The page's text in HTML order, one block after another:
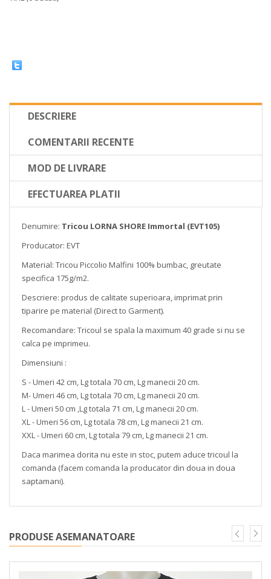
DESCRIERE
COMENTARII RECENTE
MOD DE LIVRARE
EFECTUAREA PLATII
Denumire: Tricou LORNA SHORE Immortal (EVT105)
Producator: EVT
Material: Tricou Piccolio Malfini 100% bumbac, greutate
specifica 175g/m2.
Descriere: produs de calitate superioara, imprimat prin
tiparire pe material (Direct to Garment).
Recomandare: Tricoul se spala la maximum 40 grade si nu se
calca pe imprimeu.
Dimensiuni :
S - Umeri 42 cm, Lg totala 70 cm, Lg manecii 20 cm.
M- Umeri 46 cm, Lg totala 70 cm, Lg manecii 20 cm.
L - Umeri 50 cm ,Lg totala 71 cm, Lg manecii 20 cm.
XL - Umeri 56 cm, Lg totala 78 cm, Lg manecii 21 cm.
XXL - Umeri 60 cm, Lg totala 79 cm, Lg manecii 21 cm.
Daca marimea dorita nu este in stoc, putem aduce tricoul la
comanda (facem comanda la producator din doua in doua
saptamani).
PRODUSE ASEMANATOARE